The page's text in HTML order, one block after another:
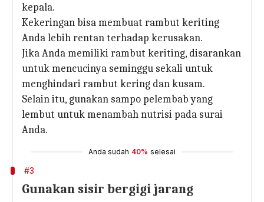
kepala.
Kekeringan bisa membuat rambut keriting
Anda lebih rentan terhadap kerusakan.
Jika Anda memiliki rambut keriting, disarankan
untuk mencucinya seminggu sekali untuk
menghindari rambut kering dan kusam.
Selain itu, gunakan sampo pelembab yang
lembut untuk menambah nutrisi pada surai
Anda.
Anda sudah 40% selesai
#3
Gunakan sisir bergigi jarang